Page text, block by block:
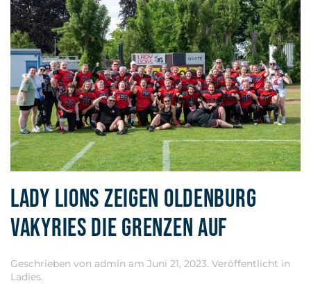
LADY LIONS ZEIGEN OLDENBURG
VAKYRIES DIE GRENZEN AUF
Geschrieben von admin am Juni 21, 2023. Veröffentlicht in
Ladies.